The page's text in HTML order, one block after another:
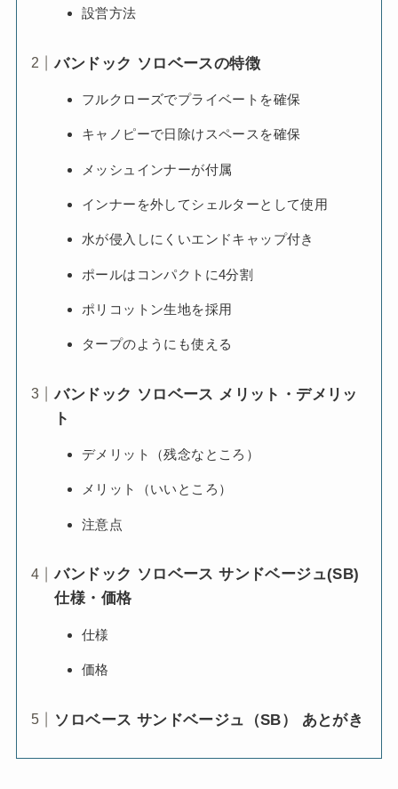
設営方法
バンドック ソロベースの特徴
フルクローズでプライベートを確保
キャノピーで日除けスペースを確保
メッシュインナーが付属
インナーを外してシェルターとして使用
水が侵入しにくいエンドキャップ付き
ポールはコンパクトに4分割
ポリコットン生地を採用
タープのようにも使える
バンドック ソロベース メリット・デメリッ
ト
デメリット（残念なところ）
メリット（いいところ）
注意点
バンドック ソロベース サンドベージュ(SB)
仕様・価格
仕様
価格
ソロベース サンドベージュ（SB） あとがき